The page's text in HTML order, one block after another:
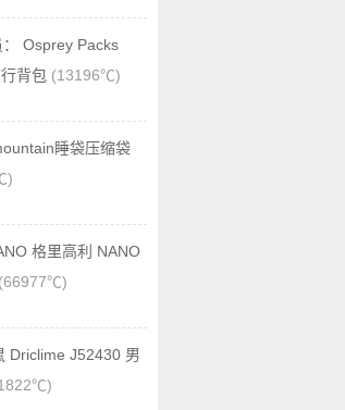
Osprey Packs
背包 (13196℃)
睡袋压缩袋
格里高利 NANO
(66977℃)
Driclime J52430 男